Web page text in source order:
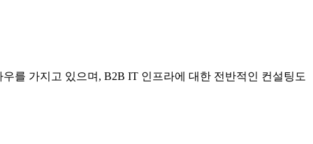
를 가지고 있으며, B2B IT 인프라에 대한 전반적인 컨설팅도